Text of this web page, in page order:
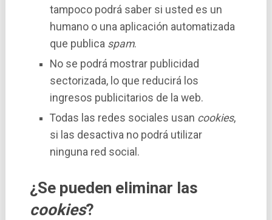
tampoco podrá saber si usted es un
humano o una aplicación automatizada
que publica spam.
No se podrá mostrar publicidad
sectorizada, lo que reducirá los
ingresos publicitarios de la web.
Todas las redes sociales usan cookies,
si las desactiva no podrá utilizar
ninguna red social.
¿Se pueden eliminar las
cookies?